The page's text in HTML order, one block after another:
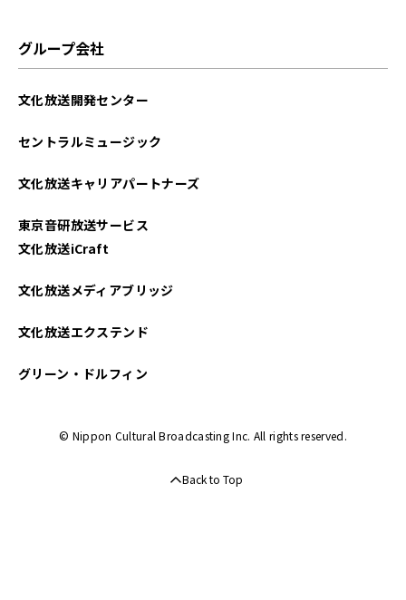
グループ会社
文化放送開発センター
セントラルミュージック
文化放送キャリアパートナーズ
東京音研放送サービス
文化放送iCraft
文化放送メディアブリッジ
文化放送エクステンド
グリーン・ドルフィン
© Nippon Cultural Broadcasting Inc. All rights reserved.
Back to Top